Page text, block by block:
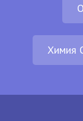
Химия